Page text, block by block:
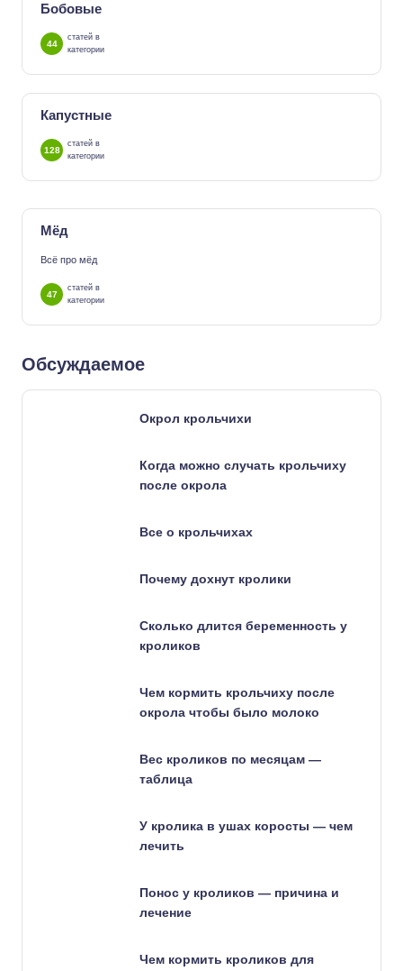
Бобовые
44
статей в
категории
Капустные
128
статей в
категории
Мёд
Всё про мёд
47
статей в
категории
Обсуждаемое
Окрол крольчихи
Когда можно случать крольчиху
после окрола
Все о крольчихах
Почему дохнут кролики
Сколько длится беременность у
кроликов
Чем кормить крольчиху после
окрола чтобы было молоко
Вес кроликов по месяцам —
таблица
У кролика в ушах коросты — чем
лечить
Понос у кроликов — причина и
лечение
Чем кормить кроликов для